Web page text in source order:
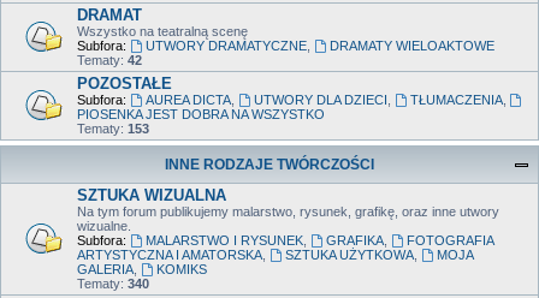
DRAMAT
Wszystko na teatralną scenę
Subfora:
UTWORY DRAMATYCZNE,
DRAMATY WIELOAKTOWE
Tematy: 42
POZOSTAŁE
Subfora: AUREA DICTA, UTWORY DLA DZIECI TŁUMACZENIA,
PIOSENKA JEST DOBRA NA WSZYSTKO
Tematy: 153
INNE RODZAJE TWÓRCZOŚCI
SZTUKA WIZUALNA
Na tym forum publikujemy malarstwo, rysunek, grafikę, oraz inne utwory
wizualne.
Subfora:
MALARSTWO I RYSUNEK, GRAFIKA,
FOTOGRAFIA
ARTYSTYCZNA I AMATORSKA
SZTUKA UŻYTKOWA,
MOJA
GALERIA
KOMIKS
Tematy: 340